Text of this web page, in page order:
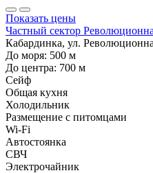
Показать цены
Частный сектор
Кабардинка, ул.
До моря: 500 м
До центра: 700 м
Сейф
Общая кухня
Холодильник
Размещение с питомцами
Wi-Fi
Автостоянка
СВЧ
Электрочайник